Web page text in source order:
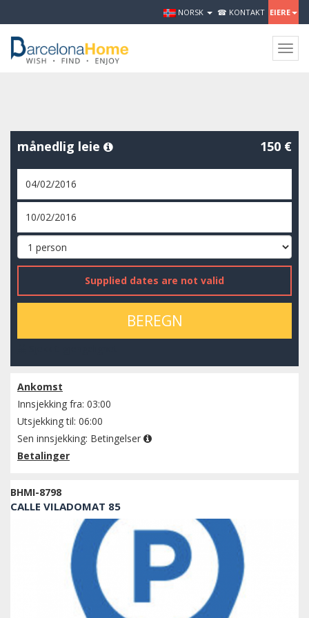
NORSK ☎ KONTAKT EIERE
månedlig leie 150 €
Supplied dates are not valid
BEREGN
Ankomst
Innsjekking fra: 03:00
Utsjekking til: 06:00
Sen innsjekking: Betingelser
Betalinger
BHMI-8798
CALLE VILADOMAT 85